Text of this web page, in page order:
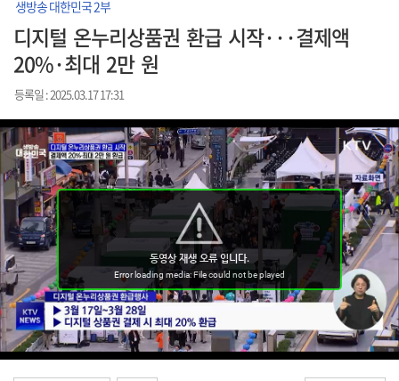
생방송 대한민국 2부
디지털 온누리상품권 환급 시작···결제액
20%·최대 2만 원
등록일 : 2025.03.17 17:31